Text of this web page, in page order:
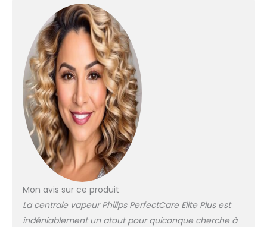
repasser vapeur ne brûlera
jamais les tissus à
repasser, même s'il repose
sur vos vêtements ou votre
planche à repasser
TECHNOLOGIE DYNAMIQ :
notre capteur intelligent
sait exactement quand et
comment le fer se déplace,
libérant automatiquement
une vapeur puissante selon
vos besoins. TECHNOLOGIE
SILENT STEAM : Vivez une
unique avec notre
technologie qui réduit le
bruit de la vapeur et les
Mon avis sur ce produit
La centrale vapeur Philips PerfectCare Elite Plus est
indéniablement un atout pour quiconque cherche à